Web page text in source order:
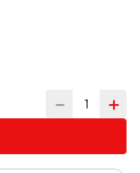
＋
－